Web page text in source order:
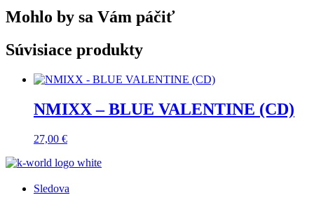
Mohlo by sa Vám páčiť
Súvisiace produkty
NMIXX – BLUE VALENTINE (CD)
27,00 €
Sledova